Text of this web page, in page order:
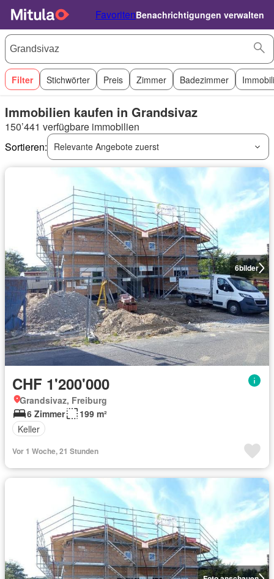
FavoritenBenachrichtigungen verwalten
Filter Stichwörter Preis Zimmer Badezimmer
Immobilien kaufen in Grandsivaz
150’441 verfügbare immobilien
Sortieren:
Relevante Angebote zuerst
6bilder
CHF 1'200'000
Grandsivaz, Freiburg
6 Zimmer
199 m²
Keller
Vor 1 Woche, 21 Stunden